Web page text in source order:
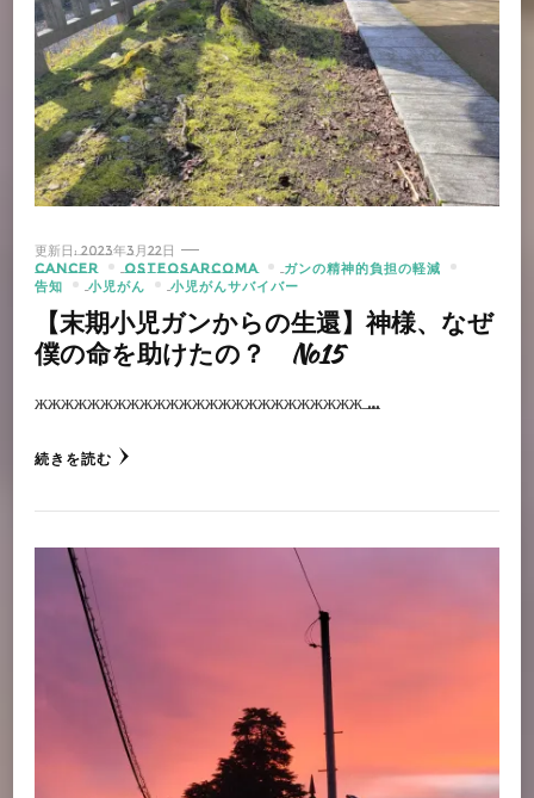
更新日:2023年3月22日
CANCER
OSTEOSARCOMA
ガンの精神的負担の軽減
告知
小児がん 小児がんサバイバー
【末期小児ガンからの生還】神様、なぜ
僕の命を助けたの？ No15
жжжжжжжжжжжжжжжжжжжжжжжжж …
続きを読む